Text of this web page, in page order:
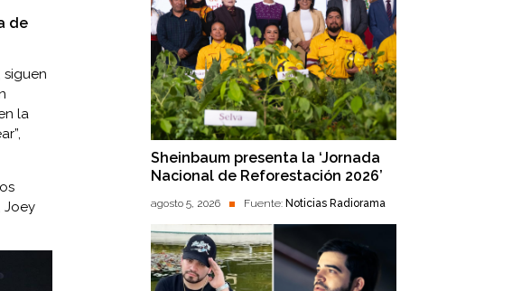
de
siguen
la
Joey
Sheinbaum presenta la ‘Jornada
Nacional de Reforestación 2026’
agosto 5, 2026 Fuente: Noticias Radiorama